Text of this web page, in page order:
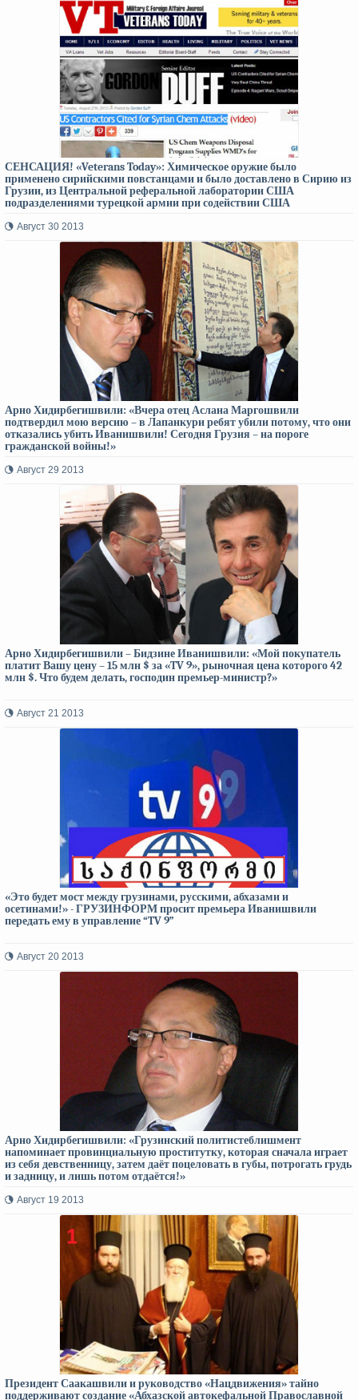
СЕНСАЦИЯ! «Veterans Today»: Химическое оружие было
применено сирийскими повстанцами и было доставлено в Сирию из
Грузии, из Центральной реферальной лаборатории США
подразделениями турецкой армии при содействии США
Август 30 2013
Арно Хидирбегишвили: «Вчера отец Аслана Маргошвили
подтвердил мою версию – в Лапанкури ребят убили потому, что они
отказались убить Иванишвили! Сегодня Грузия – на пороге
гражданской войны!»
Август 29 2013
Арно Хидирбегишвили – Бидзине Иванишвили: «Мой покупатель
платит Вашу цену – 15 млн $ за «TV 9», рыночная цена которого 42
млн $. Что будем делать, господин премьер-министр?»
Август 21 2013
«Это будет мост между грузинами, русскими, абхазами и
осетинами!» - ГРУЗИНФОРМ просит премьера Иванишвили
передать ему в управление “TV 9”
Август 20 2013
Арно Хидирбегишвили: «Грузинский политистеблишмент
напоминает провинциальную проститутку, которая сначала играет
из себя девственницу, затем даёт поцеловать в губы, потрогать грудь
и задницу, и лишь потом отдаётся!»
Август 19 2013
Президент Саакашвили и руководство «Нацдвижения» тайно
поддерживают создание «Абхазской автокефальной Православной